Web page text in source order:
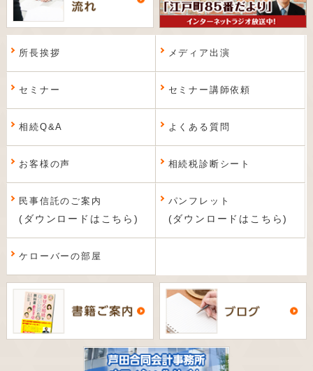
所長挨拶 メディア出演
セミナー セミナー講師依頼
相続Q&A よくある質問
お客様の声 相続税診断シート
民事信託のご案内
(ダウンロードはこちら)
パンフレット
(ダウンロードはこちら)
ケローバーの部屋